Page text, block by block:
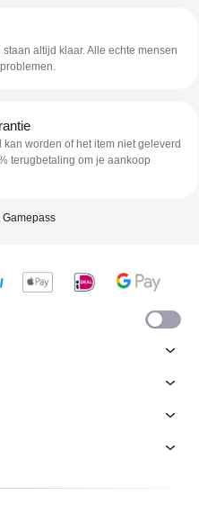
altijd klaar. Alle echte mensen
worden of het item niet geleverd
terugbetaling om je aankoop